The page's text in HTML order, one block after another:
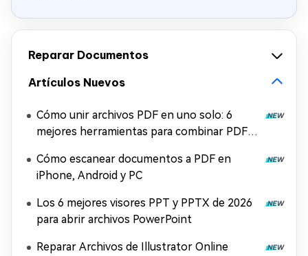
Reparar Documentos
Artículos Nuevos
Cómo unir archivos PDF en uno solo: 6
mejores herramientas para combinar PDF
Cómo escanear documentos a PDF en
iPhone, Android y PC
Los 6 mejores visores PPT y PPTX de 2026
para abrir archivos PowerPoint
Reparar Archivos de Illustrator Online